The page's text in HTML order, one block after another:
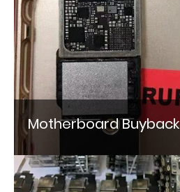
Motherboard Buyback